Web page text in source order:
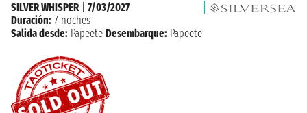
SILVER WHISPER| 7/03/2027
Duración: 7 noches
Salida desde: Papeete Desembarque: Papeete